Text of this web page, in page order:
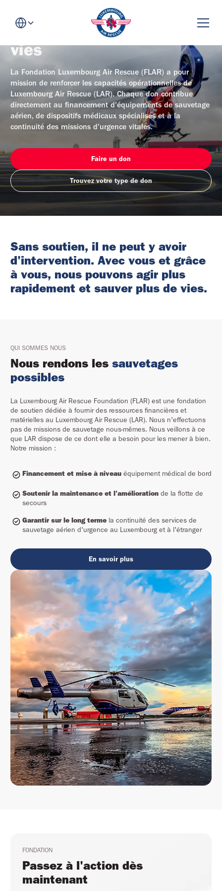
Votre soutiensauve des
vies
La Fondation Luxembourg Air Rescue (FLAR) a pour
mission de renforcer les capacités opérationnelles de
Luxembourg Air Rescue (LAR). Chaque don contribue
directement au financement d'équipements de sauvetage
aérien, de dispositifs médicaux spécialisés et à la
continuité des missions d'urgence vitales.
Faire un don
Trouvez votre type de don
Sans soutien, il ne peut y avoir
d'intervention. Avec vous et grâce
à vous, nous pouvons agir plus
rapidement et sauver plus de vies.
QUI SOMMES NOUS
Nous rendons les sauvetages
possibles
La Luxembourg Air Rescue Foundation (FLAR) est une fondation
de soutien dédiée à fournir des ressources financières et
matérielles au Luxembourg Air Rescue (LAR). Nous n'effectuons
pas de missions de sauvetage nous-mêmes. Nous veillons à ce
que LAR dispose de ce dont elle a besoin pour les mener à bien.
Notre mission :
Financement et mise à niveau équipement médical de bord
Soutenir la maintenance et l'amélioration de la flotte de
secours
Garantir sur le long terme la continuité des services de
sauvetage aérien d'urgence au Luxembourg et à l'étranger
En savoir plus
FONDATION
Passez à l'action dès
maintenant